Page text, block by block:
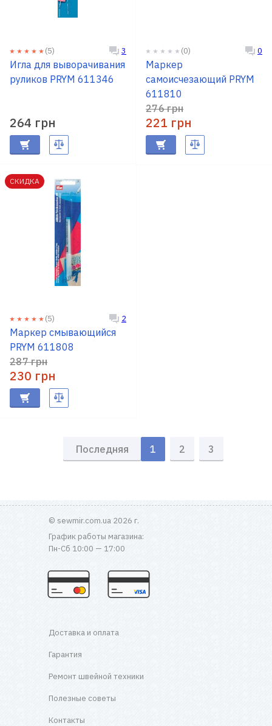
(5) 3
Игла для выворачивания
руликов PRYM 611346
264 грн
(0) 0
Маркер
самоисчезающий PRYM
611810
276 грн
221 грн
СКИДКА
(5) 2
Маркер смывающийся
PRYM 611808
287 грн
230 грн
1 2 3
Последняя
© sewmir.com.ua 2026 г.
График работы магазина:
Пн-Сб 10:00 — 17:00
Доставка и оплата
Гарантия
Ремонт швейной техники
Полезные советы
Контакты